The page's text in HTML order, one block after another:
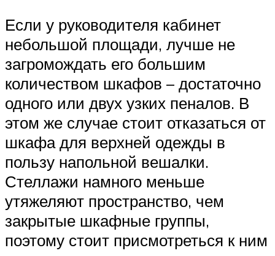
Если у руководителя кабинет
небольшой площади, лучше не
загромождать его большим
количеством шкафов – достаточно
одного или двух узких пеналов. В
этом же случае стоит отказаться от
шкафа для верхней одежды в
пользу напольной вешалки.
Стеллажи намного меньше
утяжеляют пространство, чем
закрытые шкафные группы,
поэтому стоит присмотреться к ним